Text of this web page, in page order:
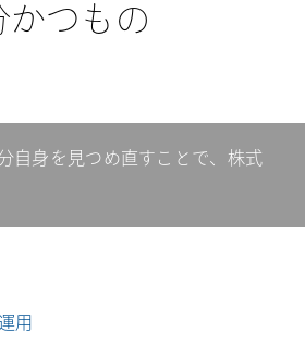
つもの
自身を見つめ直すことで、株式
用